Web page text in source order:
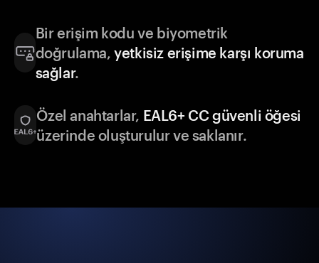
Bir erişim kodu ve biyometrik
doğrulama,yetkisiz erişime karşı koruma
sağlar.
Özel anahtarlar, EAL6+ CC güvenli öğesi
üzerinde oluşturulur ve saklanır.